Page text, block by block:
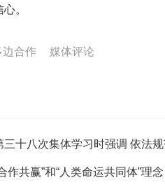
。
边合作 媒体评论
十八次集体学习时强调 依法
作共赢”和“人类命运共同体”理念